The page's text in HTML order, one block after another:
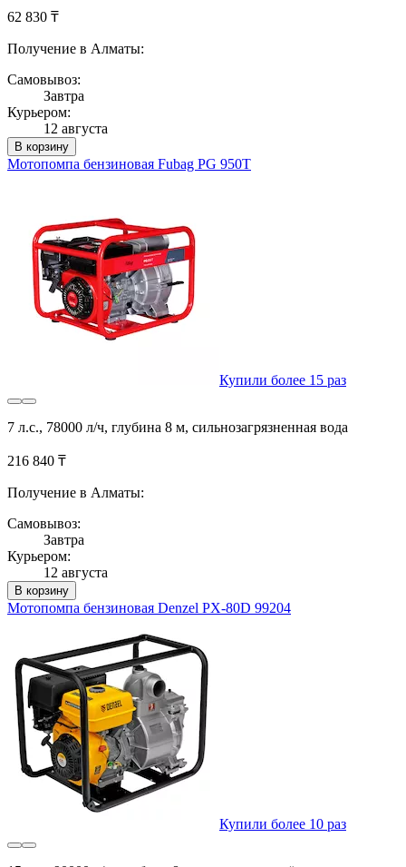
62 830 ₸
Получение в Алматы:
Самовывоз:
Завтра
Курьером:
12 августа
В корзину
Мотопомпа бензиновая Fubag PG 950T
Купили более 15 раз
7 л.с., 78000 л/ч, глубина 8 м, сильнозагрязненная вода
216 840 ₸
Получение в Алматы:
Самовывоз:
Завтра
Курьером:
12 августа
В корзину
Мотопомпа бензиновая Denzel PX-80D 99204
Купили более 10 раз